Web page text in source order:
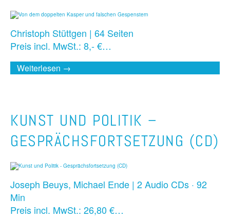
Christoph Stüttgen | 64 Seiten
Preis incl. MwSt.: 8,- €…
Weiterlesen →
KUNST UND POLITIK –
GESPRÄCHSFORTSETZUNG (CD)
Joseph Beuys, Michael Ende | 2 Audio CDs · 92
Min
Preis incl. MwSt.: 26,80 €…